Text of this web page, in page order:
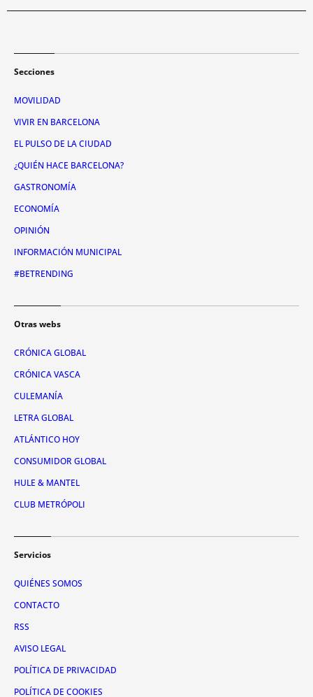
Secciones
MOVILIDAD
VIVIR EN BARCELONA
EL PULSO DE LA CIUDAD
¿QUIÉN HACE BARCELONA?
GASTRONOMÍA
ECONOMÍA
OPINIÓN
INFORMACIÓN MUNICIPAL
#BETRENDING
Otras webs
CRÓNICA GLOBAL
CRÓNICA VASCA
CULEMANÍA
LETRA GLOBAL
ATLÁNTICO HOY
CONSUMIDOR GLOBAL
HULE & MANTEL
CLUB METRÓPOLI
Servicios
QUIÉNES SOMOS
CONTACTO
RSS
AVISO LEGAL
POLÍTICA DE PRIVACIDAD
POLÍTICA DE COOKIES